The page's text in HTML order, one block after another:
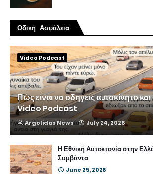
Οδική Ασφάλεια
Video Podcast
Πώς είναι να οδηγείς αυτοκίνητο
Video Podcast
Argolidas News July 24, 2026
Η Εθνική Αυτοκτονία στην
Συμβάντα
June 25, 2026